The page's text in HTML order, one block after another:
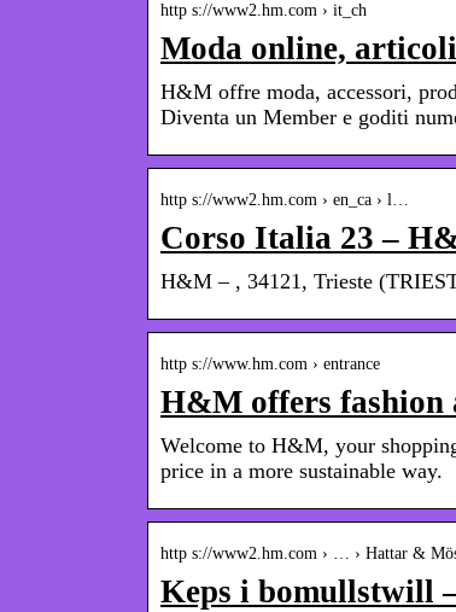
http s://www2.hm.com › it_ch
Moda online,
H&M offre moda, accessori,
Diventa un Member e goditi
http s://www2.hm.com › en_ca › l…
Corso Italia 23 –
H&M – , 34121, Trieste
http s://www.hm.com › entrance
H&M offers fashion
Welcome to H&M, your
price in a more sustainable way.
http s://www2.hm.com › … › Hattar &
Keps i bomullstwill